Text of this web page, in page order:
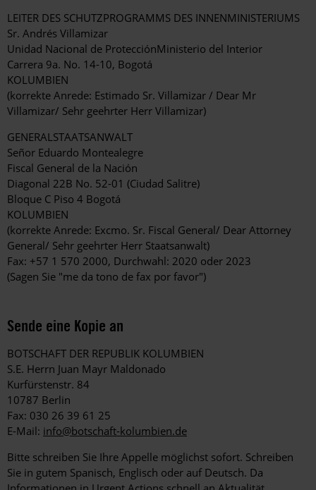
LEITER DES SCHUTZPROGRAMMS DES INNENMINISTERIUMS
Sr. Andrés Villamizar
Unidad Nacional de ProtecciónMinisterio del Interior
Carrera 9a. No. 14-10, Bogotá
KOLUMBIEN
(korrekte Anrede: Estimado Sr. Villamizar / Dear Mr
Villamizar/ Sehr geehrter Herr Villamizar)
GENERALSTAATSANWALT
Señor Eduardo Montealegre
Fiscal General de la Nación
Diagonal 22B No. 52-01 (Ciudad Salitre)
Bloque C Piso 4 Bogotá
KOLUMBIEN
(korrekte Anrede: Excmo. Sr. Fiscal General/ Dear Attorney
General/ Sehr geehrter Herr Staatsanwalt)
Fax: +57 1 570 2000, Durchwahl: 2020 oder 2023
(Sagen Sie "me da tono de fax por favor")
Sende eine Kopie an
BOTSCHAFT DER REPUBLIK KOLUMBIEN
S.E. Herrn Juan Mayr Maldonado
Kurfürstenstr. 84
10787 Berlin
Fax: 030 26 39 61 25
E-Mail: info@botschaft-kolumbien.de
Bitte schreiben Sie Ihre Appelle möglichst sofort. Schreiben
Sie in gutem Spanisch, Englisch oder auf Deutsch. Da